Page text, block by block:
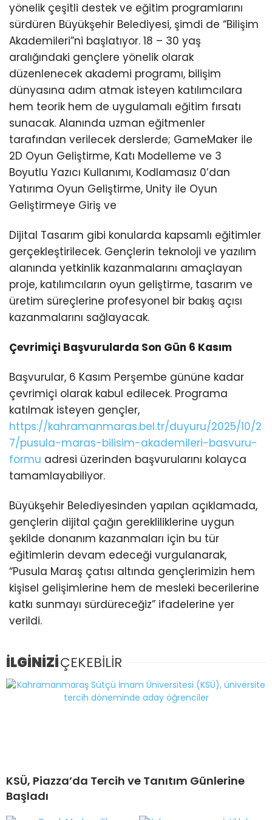
yönelik çeşitli destek ve eğitim programlarını
sürdüren Büyükşehir Belediyesi, şimdi de “Bilişim
Akademileri”ni başlatıyor. 18 – 30 yaş
aralığındaki gençlere yönelik olarak
düzenlenecek akademi programı, bilişim
dünyasına adım atmak isteyen katılımcılara
hem teorik hem de uygulamalı eğitim fırsatı
sunacak. Alanında uzman eğitmenler
tarafından verilecek derslerde; GameMaker ile
2D Oyun Geliştirme, Katı Modelleme ve 3
Boyutlu Yazıcı Kullanımı, Kodlamasız 0’dan
Yatırıma Oyun Geliştirme, Unity ile Oyun
Geliştirmeye Giriş ve
Dijital Tasarım gibi konularda kapsamlı eğitimler
gerçekleştirilecek. Gençlerin teknoloji ve yazılım
alanında yetkinlik kazanmalarını amaçlayan
proje, katılımcıların oyun geliştirme, tasarım ve
üretim süreçlerine profesyonel bir bakış açısı
kazanmalarını sağlayacak.
Çevrimiçi Başvurularda Son Gün 6 Kasım
Başvurular, 6 Kasım Perşembe gününe kadar
çevrimiçi olarak kabul edilecek. Programa
katılmak isteyen gençler,
https://kahramanmaras.bel.tr/duyuru/2025/10/2
7/pusula-maras-bilisim-akademileri-basvuru-
formu adresi üzerinden başvurularını kolayca
tamamlayabiliyor.
Büyükşehir Belediyesinden yapılan açıklamada,
gençlerin dijital çağın gerekliliklerine uygun
şekilde donanım kazanmaları için bu tür
eğitimlerin devam edeceği vurgulanarak,
“Pusula Maraş çatısı altında gençlerimizin hem
kişisel gelişimlerine hem de mesleki becerilerine
katkı sunmayı sürdüreceğiz” ifadelerine yer
verildi.
İLGİNİZİÇEKEBİLİR
KSÜ, Piazza’da Tercih ve Tanıtım Günlerine
Başladı